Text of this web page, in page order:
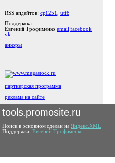
RSS апдейтов: cp1251
utf8
Поддержка:
Евгений Трофименко email facebook
vk
анкоры
партнерская программа
реклама на сайте
tools.promosite.ru
Поиск в основном сделан на Яндекс.XML
Поддержка: Евгений Трофименко